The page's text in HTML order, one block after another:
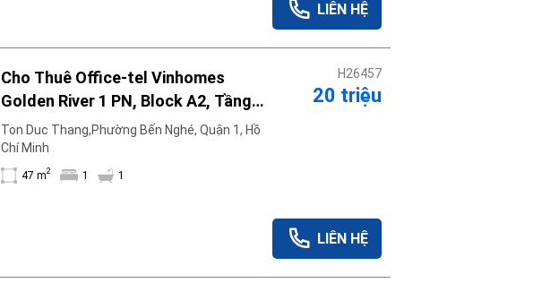
LIÊN HỆ
Cho Thuê Office-tel Vinhomes
Golden River 1 PN, Block A2, Tầng
thấp. Sẵn sàng cho thuê trong
tháng 3
Ton Duc Thang,Phường Bến Nghé, Quận 1, Hồ
Chí Minh
47 m2 1 1
H26457
20 triệu
LIÊN HỆ